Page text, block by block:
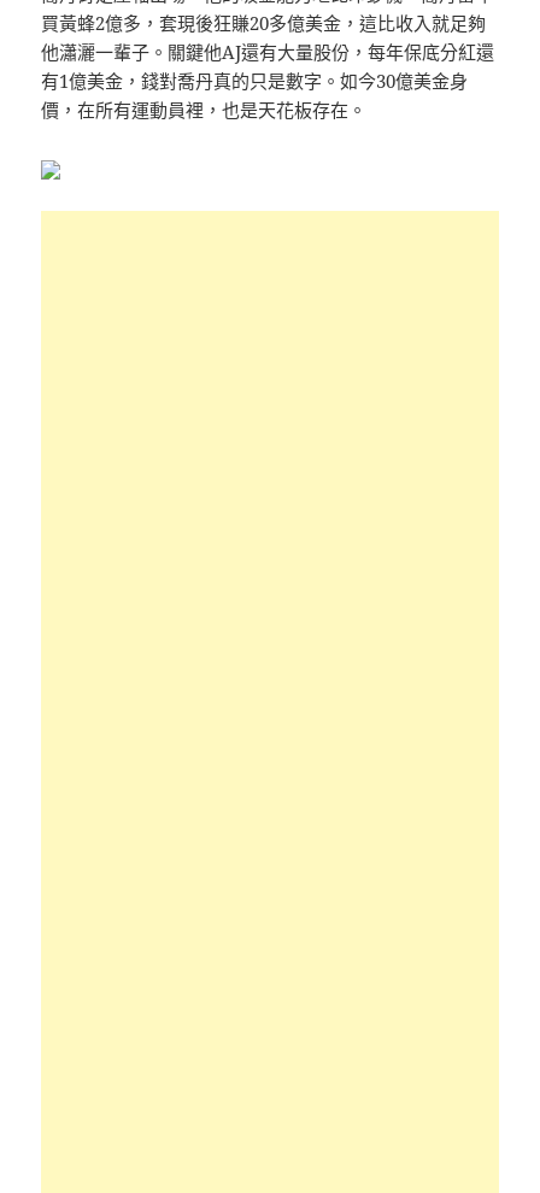
買黃蜂2億多，套現後狂賺20多億美金，這比收入就足夠
他瀟灑一輩子。關鍵他AJ還有大量股份，每年保底分紅還
有1億美金，錢對喬丹真的只是數字。如今30億美金身
價，在所有運動員裡，也是天花板存在。